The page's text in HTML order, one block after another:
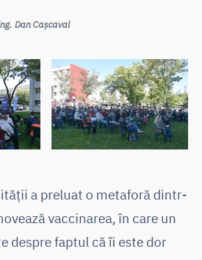
Dan Cașcaval
a preluat o metaforă dintr-
vaccinarea, în care un
despre faptul că îi este dor